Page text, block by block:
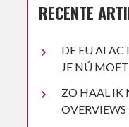
RECENTE
DE EU AI
JE NÚ MOET
ZO HAAL IK